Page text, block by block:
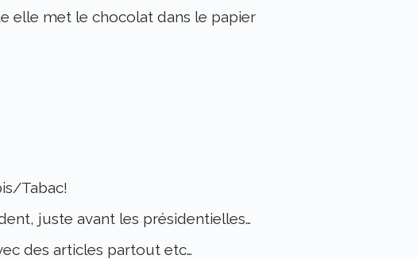
elle met le chocolat dans le papier
Tabac!
juste avant les présidentielles…
des articles partout etc…